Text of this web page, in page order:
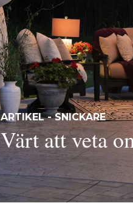
ARTIKEL - SNICKARE
Värt att veta